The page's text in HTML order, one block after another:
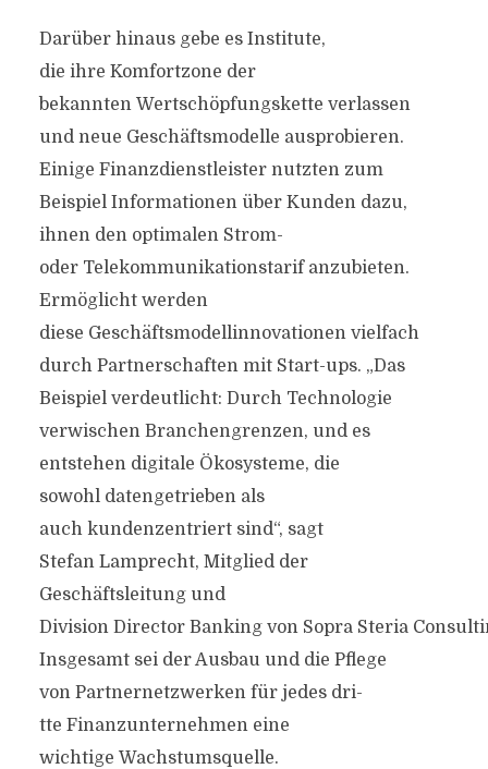
Darüber hinaus gebe es Institute,
die ihre Komfortzone der
bekannten Wertschöpfungske­tte verlassen
und neue Geschäftsmodelle ausprobieren.
Einige Finanzdienstleister nutzten zum
Beispiel Informationen über Kunden dazu,
ihnen den optimalen Strom-
oder Telekommunikationstarif anzubieten.
Ermöglicht werden
diese Geschäftsmodellinnovationen vielfach
durch Partnerschaften mit Start-ups. „Das
Beispiel verdeutlicht: Durch Technologie
verwischen Branchengrenzen, und es
entstehen digitale Ökosysteme, die
sowohl datengetrieben als
auch kundenzentriert sind“, sagt
Stefan Lamprecht, Mitglied der
Geschäftsleitung und
Division Director Banking von Sopra Steria
Insgesamt sei der Ausbau und die Pflege
von Partnernetzwerken für jedes dri­
tte Finanzunternehmen eine
wichtige Wachstumsquelle.